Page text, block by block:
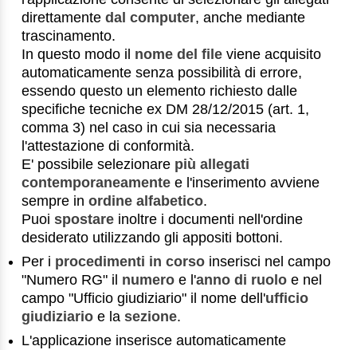
direttamentedal computer, anche mediante
trascinamento.
In questo modo il nome del file viene acquisito
automaticamente senza possibilità di errore,
essendo questo un elemento richiesto dalle
specifiche tecniche ex DM 28/12/2015 (art. 1,
comma 3) nel caso in cui sia necessaria
l'attestazione di conformità.
E' possibile selezionare più allegati
contemporaneamente e l'inserimento avviene
sempre inordine alfabetico.
Puoispostare inoltre i documenti nell'ordine
desiderato utilizzando gli appositi bottoni.
Per i procedimenti in corso inserisci nel campo
"Numero RG" il numero e l'anno di ruolo e nel
campo "Ufficio giudiziario" il nome dell'ufficio
giudiziario e lasezione.
L'applicazione inserisce automaticamente